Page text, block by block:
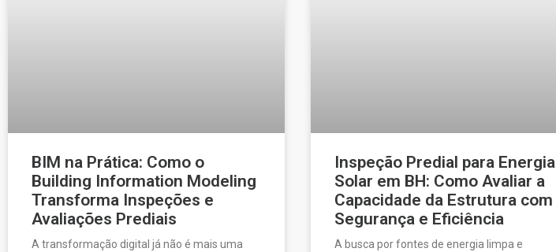
BIM na Prática: Como o
Building Information Modeling
Transforma Inspeções e
Avaliações Prediais
A transformação digital já não é mais uma
Inspeção Predial para Energia
Solar em BH: Como Avaliar a
Capacidade da Estrutura com
Segurança e Eficiência
A busca por fontes de energia limpa e